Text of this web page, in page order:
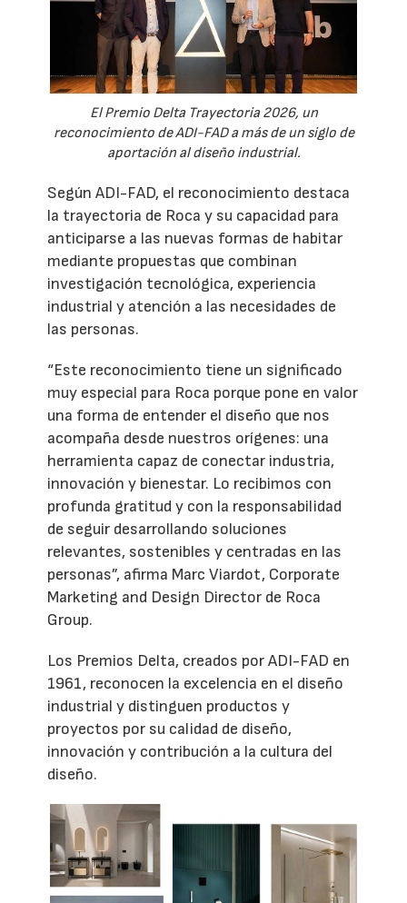
El Premio Delta Trayectoria 2026, un
reconocimiento de ADI-FAD a más de un siglo de
aportación al diseño industrial.
Según ADI-FAD, el reconocimiento destaca
la trayectoria de Roca y su capacidad para
anticiparse a las nuevas formas de habitar
mediante propuestas que combinan
investigación tecnológica, experiencia
industrial y atención a las necesidades de
las personas.
“Este reconocimiento tiene un significado
muy especial para Roca porque pone en valor
una forma de entender el diseño que nos
acompaña desde nuestros orígenes: una
herramienta capaz de conectar industria,
innovación y bienestar. Lo recibimos con
profunda gratitud y con la responsabilidad
de seguir desarrollando soluciones
relevantes, sostenibles y centradas en las
personas”, afirma Marc Viardot, Corporate
Marketing and Design Director de Roca
Group.
Los Premios Delta, creados por ADI-FAD en
1961, reconocen la excelencia en el diseño
industrial y distinguen productos y
proyectos por su calidad de diseño,
innovación y contribución a la cultura del
diseño.